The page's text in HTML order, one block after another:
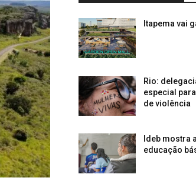
Itapema vai
Rio:
especial
de violência
Ideb mostra
educação